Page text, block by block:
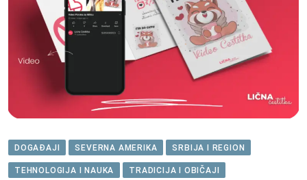
DOGAĐAJI SEVERNA AMERIKA SRBIJA I REGION
TEHNOLOGIJA I NAUKA TRADICIJA I OBIČAJI